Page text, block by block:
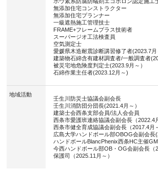
無添加住宅コンストラクター
無添加住宅プランナー
一級遮熱施工管理技士
FRAME+フレームプラス技術者
スーパージオ工法検査員
空気測定士
愛媛県木造耐震診断講習修了者(2023.7月
建築物石綿含有建材調査者/一般調査者
被災宅地危険度判定士(2023.9月～）
石綿作業主任者(2023.12月～)
地域活動
壬生川防災士協議会副会長
壬生川消防団分団長(2021.4月～）
建築士会西条支部会員/法人会会員
西条市愛護班連絡協議会副会長（2022.4
西条市健全育成協議会副会長（2017.4月
広島大学ハンドボール部OBOG会副会長
ハンドボールBlancPhenix西条HC主催
今西ハンドボール部OB・OG会副会長（
保護司（2025.11月～）